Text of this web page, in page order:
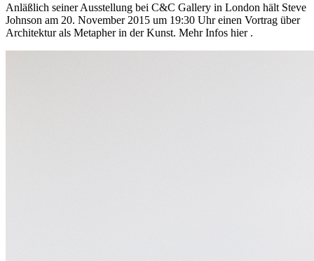
Anläßlich seiner Ausstellung bei C&C Gallery in London hält Steve
Johnson am 20. November 2015 um 19:30 Uhr einen Vortrag über
Architektur als Metapher in der Kunst. Mehr Infos hier .